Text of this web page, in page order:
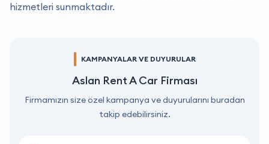
hizmetleri sunmaktadır.
KAMPANYALAR VE DUYURULAR
Aslan Rent A Car Firması
Firmamızın size özel kampanya ve duyurularını buradan
takip edebilirsiniz.